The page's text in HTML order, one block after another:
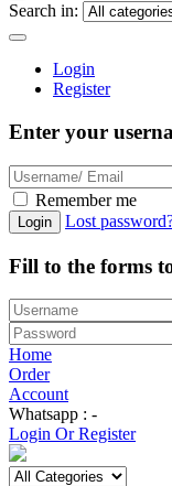
Search in:
Login
Register
Enter your
Remember me
Lost
Fill to the forms
Home
Order
Account
Whatsapp : -
Login Or Register